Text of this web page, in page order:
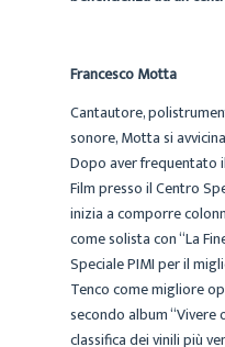
Francesco Motta
Cantautore,
sonore, Motta si
Dopo aver frequentato
Film presso il Centro
inizia a comporre
come solista con “La
Speciale PIMI per il
Tenco come migliore
secondo album
classifica dei vinili più